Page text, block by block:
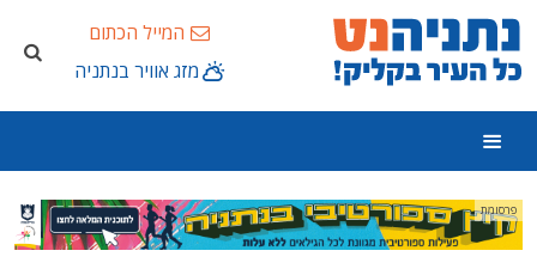
המייל הכתום
מזג אוויר בנתניה
פרסומת